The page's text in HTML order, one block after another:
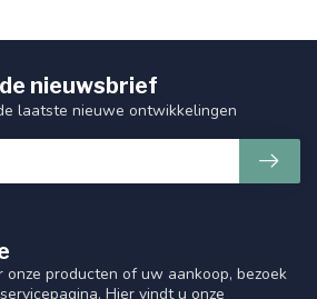
producten of uw aankoop, bezoek
Hier vindt u onze
nieuwsbrief
laatste nieuwe ontwikkelingen